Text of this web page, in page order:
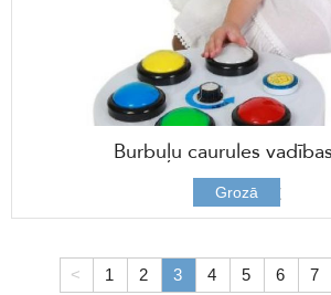
Burbuļu caurules
279,00 €
Grozā
< 1 2 3 4 5 6 7